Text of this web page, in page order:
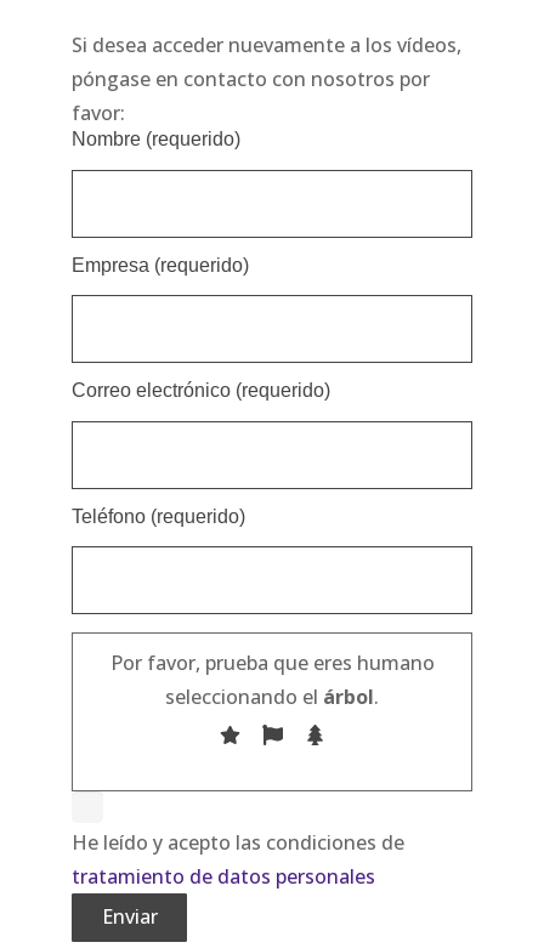
Si desea acceder nuevamente a los vídeos,
póngase en contacto con nosotros por
favor:
Nombre (requerido)
Empresa (requerido)
Correo electrónico (requerido)
Teléfono (requerido)
Por favor, prueba que eres humano
seleccionando el árbol.
He leído y acepto las condiciones de
tratamiento de datos personales